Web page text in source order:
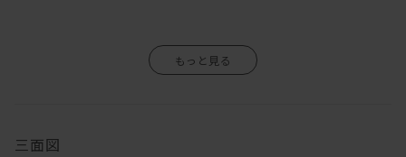
三面図